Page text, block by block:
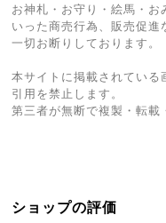
お神札・お守り・絵馬・お
いった商売行為、販売促進
一切お断りしております。
本サイトに掲載されている
引用を禁止します。
第三者が無断で複製・転載
ショップの評価